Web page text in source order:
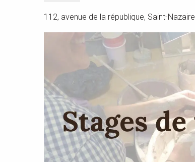
112, avenue de la république, Saint-Nazaire